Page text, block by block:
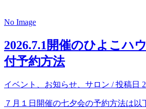
No Image
2026.7.1開催のひよこハ
付予約方法
イベント お知らせ サロン / 投稿日
７月１日開催の七夕会の予約方法は以